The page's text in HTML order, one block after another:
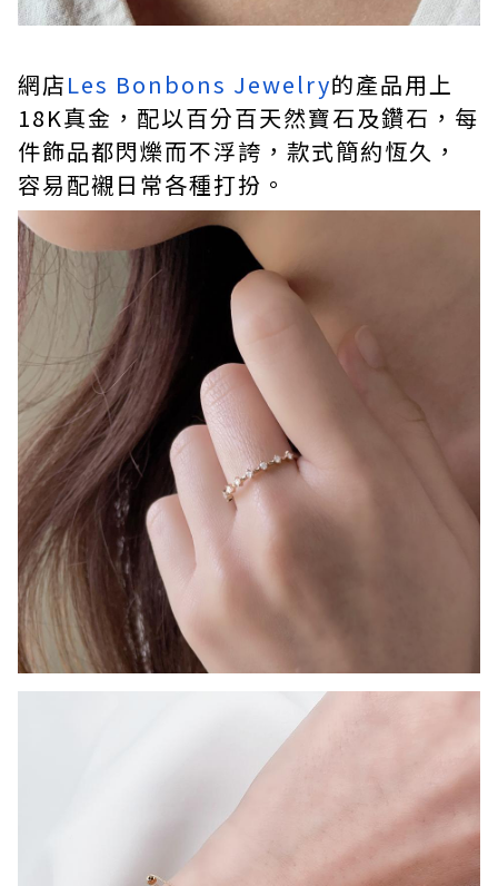
網店Les Bonbons Jewelry的產品用上
18K真金，配以百分百天然寶石及鑽石，每
件飾品都閃爍而不浮誇，款式簡約恆久，
容易配襯日常各種打扮。